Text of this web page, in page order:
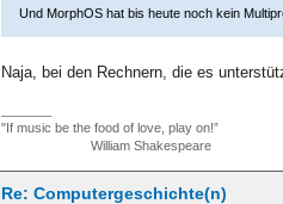
Und MorphOS hat bis heute noch kein
Naja, bei den Rechnern, die es
"If music be the food of love, play on!”
William Shakespeare
Re: Computergeschichte(n)